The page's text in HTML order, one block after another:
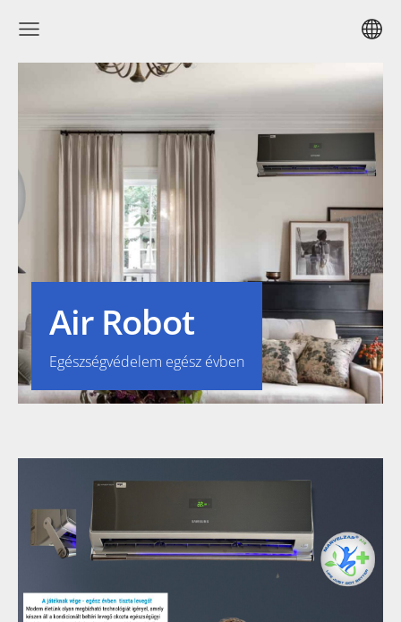
Air Robot
Egészségvédelem egész évben